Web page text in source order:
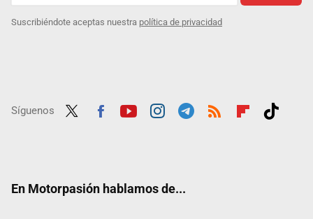
Suscribiéndote aceptas nuestra política de privacidad
Síguenos
En Motorpasión hablamos de...